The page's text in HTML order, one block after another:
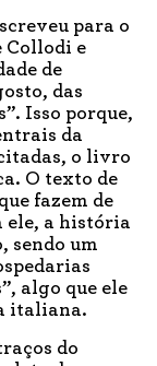
para o
Collodi e
de
das
Isso porque,
da
o livro
O texto de
fazem de
ele, a história
sendo um
algo que ele
italiana.
do